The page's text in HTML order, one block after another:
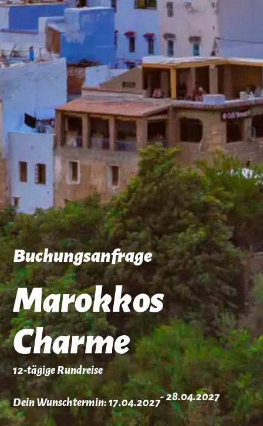
Buchungsanfrage
Marokkos
Charme
12-tägige Rundreise
Dein Wunschtermin: 17.04.2027- 28.04.2027